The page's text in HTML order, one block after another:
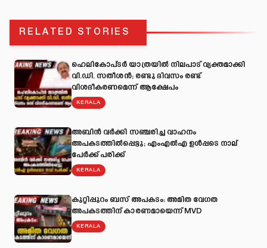
RELATED STORIES
ഹെലികോപ്ടർ യാത്രയിൽ നിലപാട് വ്യക്തമാക്കി
വി.ഡി. സതീശൻ; രണ്ടു ദിവസം രണ്ട്
വിശദീകരണമെന്ന് ആക്ഷേപം
KERALA
അബിന്‍ വര്‍ക്കി സഞ്ചരിച്ച വാഹനം
അപകടത്തില്‍പ്പെട്ടു; എംഎല്‍എ ഉള്‍പ്പടെ നാല്
പേര്‍ക്ക് പരിക്ക്
KERALA
കുറ്റിപ്പുറം ബസ് അപകടം: അമിത വേഗത
അപകടത്തിന് കാരണമായെന്ന് MVD
KERALA